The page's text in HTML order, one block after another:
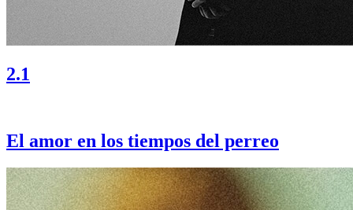
2.1
El amor en los tiempos del perreo